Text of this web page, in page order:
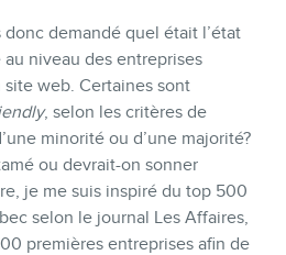
donc demandé quel était l’état
niveau des entreprises
web. Certaines sont
, selon les critères de
minorité ou d’une majorité?
ou devrait-on sonner
je me suis inspiré du top 500
selon le journal Les Affaires,
premières entreprises afin de